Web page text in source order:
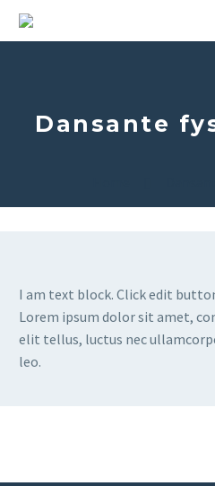
Dansante
I am text block. Click edit
Lorem ipsum dolor sit amet,
elit tellus, luctus nec
leo.